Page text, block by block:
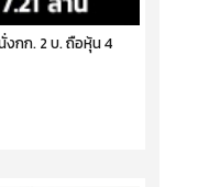
กก. 2 บ. ถือหุ้น 4